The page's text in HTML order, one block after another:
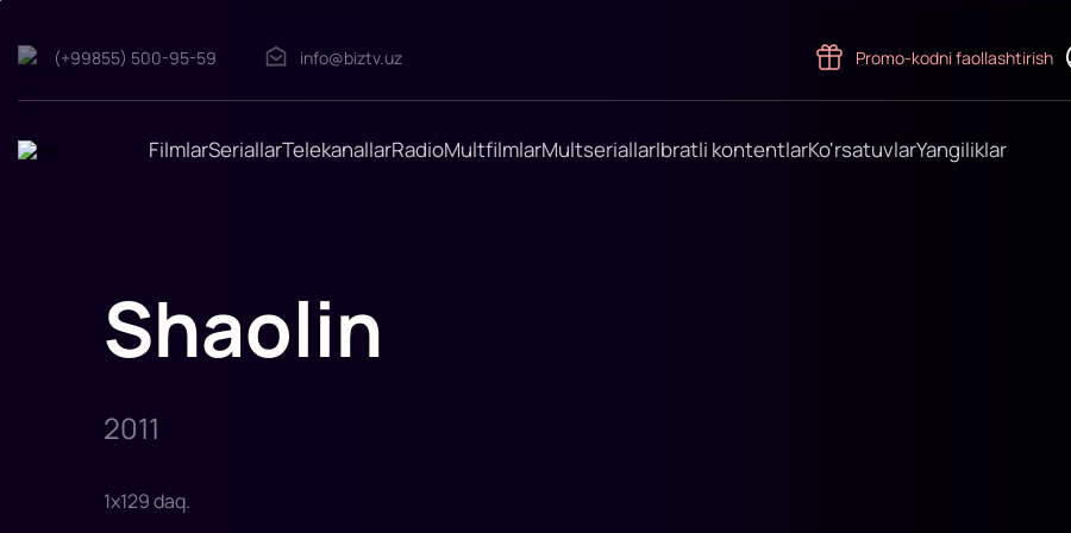
Shaolin
Xitoy
rahbarlari
chegarasiga
(+99855) 500-95-59 info@biztv.uz Promo-kodni faollashtirish
FilmlarSeriallarTelekanallarRadioMultfilmlarMultseriallarIbratli kontentlarKo'rsatuvlarYangiliklar
Shaolin
2011
1x129daq.